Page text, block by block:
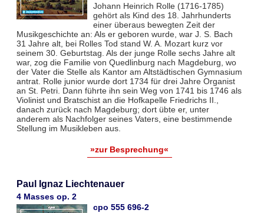
Johann Heinrich Rolle (1716-1785)
gehört als Kind des 18. Jahrhunderts
einer überaus bewegten Zeit der
Musikgeschichte an: Als er geboren wurde, war J. S. Bach
31 Jahre alt, bei Rolles Tod stand W. A. Mozart kurz vor
seinem 30. Geburtstag. Als der junge Rolle sechs Jahre alt
war, zog die Familie von Quedlinburg nach Magdeburg, wo
der Vater die Stelle als Kantor am Altstädtischen Gymnasium
antrat. Rolle junior wurde dort 1734 für drei Jahre Organist
an St. Petri. Dann führte ihn sein Weg von 1741 bis 1746 als
Violinist und Bratschist an die Hofkapelle Friedrichs II.,
danach zurück nach Magdeburg; dort übte er, unter
anderem als Nachfolger seines Vaters, eine bestimmende
Stellung im Musikleben aus.
»zur Besprechung«
Paul Ignaz Liechtenauer
4 Masses op. 2
cpo 555 696-2